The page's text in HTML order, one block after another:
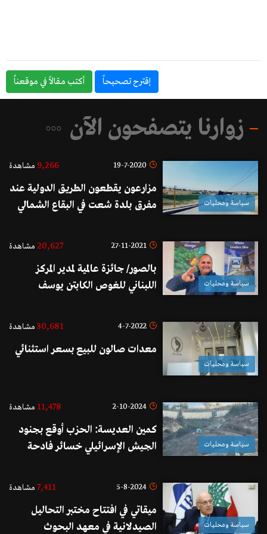
إقترح تصحيحاً أكتب مقالاً في موقعناً
زوارنا يتصفحون الآن
سياسة ومحليات
19-7-2020
9,266 مشاهدة
مزارعون يقطعون الطريق الدولية عند
مفرق بلدة شعت في البقاع الشمالي
وعدم توافر المازوت لري مزروعاتهم
سياسة ومحليات
27-11-2021
20,627 مشاهدة
بالصور/ جائزة عالمية لمدير المركز
اللبناني للغوص الكابتن يوسف
سياسة ومحليات
4-7-2022
30,681 مشاهدة
معدات صالون للبيع بسعر استثنائي
سياسة ومحليات
2-10-2024
11,478 مشاهدة
كمين العديسة: الحزب أوقع بجنود
الجيش الإسرائيلي خسائر فادحة
تتكتم
سياسة ومحليات
5-8-2024
7,411 مشاهدة
ميقاتي في افتتاح مختبر التحاليل
الصيدلانية في معهد البحوث